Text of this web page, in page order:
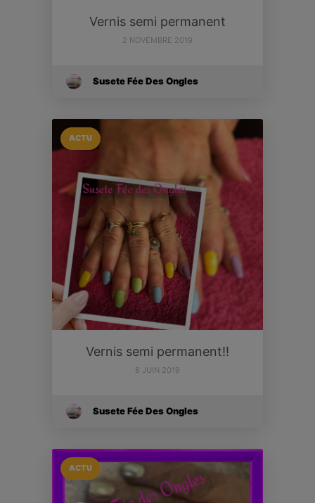
Vernis semi permanent
2 NOVEMBRE 2019
Susete Fée Des Ongles
ACTU
Vernis semi permanent!!
8 JUIN 2019
Susete Fée Des Ongles
ACTU